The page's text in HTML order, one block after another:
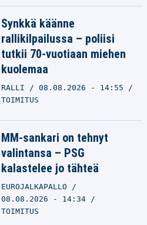
Synkkä käänne
rallikilpailussa – poliisi
tutkii 70-vuotiaan miehen
kuolemaa
RALLI
08.08.2026 - 14:55
TOIMITUS
MM-sankari on tehnyt
valintansa – PSG
kalastelee jo tähteä
EUROJALKAPALLO
08.08.2026 - 14:34
TOIMITUS